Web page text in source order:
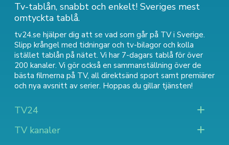
Tv-tablån, snabbt och enkelt! Sveriges mest
omtyckta tablå.
tv24.se hjälper dig att se vad som går på TV i Sverige.
Slipp krångel med tidningar och tv-bilagor och kolla
istället tablån på nätet. Vi har 7-dagars tablå för över
200 kanaler. Vi gör också en sammanställning över de
bästa filmerna på TV, all direktsänd sport samt premiärer
och nya avsnitt av serier. Hoppas du gillar tjänsten!
TV24
TV kanaler